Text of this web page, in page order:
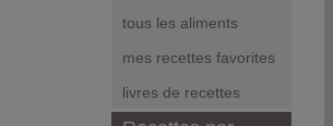
tous les aliments
mes recettes favorites
livres de recettes